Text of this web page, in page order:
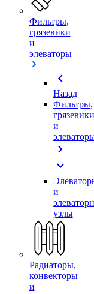
Фильтры,
грязевики
и
элеваторы
chevron_left
Назад
Фильтры,
грязевики
и
chevron_right
expand_more
и
узлы
Радиаторы,
конвекторы
и